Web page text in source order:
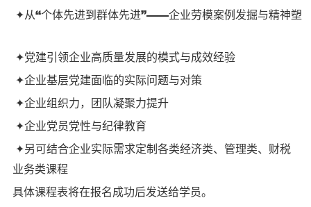
✦从“个体先进到群体先进”——企业劳模案例发掘与精神塑
✦党建引领企业高质量发展的模式与成效经验
✦企业基层党建面临的实际问题与对策
✦企业组织力，团队凝聚力提升
✦企业党员党性与纪律教育
✦另可结合企业实际需求定制各类经济类、管理类、财税
业务类课程
具体课程表将在报名成功后发送给学员。